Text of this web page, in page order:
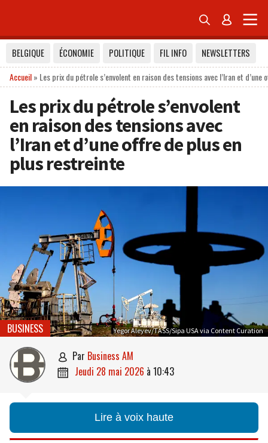
 
BELGIQUE ÉCONOMIE POLITIQUE FIL INFO
NEWSLETTERS
Accueil» Les prix du pétrole s’envolent en raison des tensions avec l’Iran et
Les prix du pétrole s’envolent
en raison des tensions avec
l’Iran et d’une offre de plus en
plus restreinte
Yegor Aleyev/TASS/Sipa USA via Content Curation
BUSINESS
 par Business AM
 jeudi 28 mai 2026 à 10:43
Lire à voix haute